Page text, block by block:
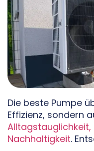
Die beste Pumpe
Effizienz, sondern
Nachhaltigkeit.